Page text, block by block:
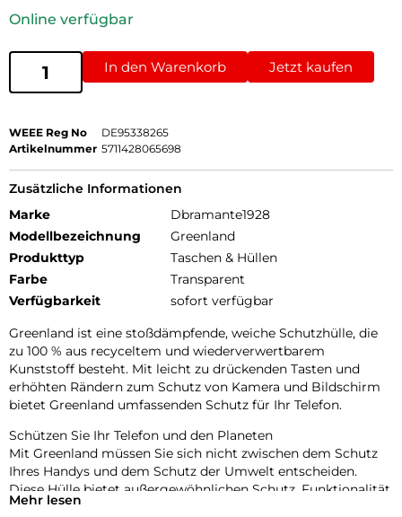
Online verfügbar
In den Warenkorb Jetzt kaufen
WEEE Reg No
DE95338265
Artikelnummer 5711428065698
Zusätzliche Informationen
Marke
Dbramante1928
Modellbezeichnung
Greenland
Produkttyp
Taschen & Hüllen
Farbe
Transparent
Verfügbarkeit
sofort verfügbar
Greenland ist eine stoßdämpfende, weiche Schutzhülle, die
zu 100 % aus recyceltem und wiederverwertbarem
Kunststoff besteht. Mit leicht zu drückenden Tasten und
erhöhten Rändern zum Schutz von Kamera und Bildschirm
bietet Greenland umfassenden Schutz für Ihr Telefon.
Schützen Sie Ihr Telefon und den Planeten
Mit Greenland müssen Sie sich nicht zwischen dem Schutz
Ihres Handys und dem Schutz der Umwelt entscheiden.
Diese Hülle bietet außergewöhnlichen Schutz, Funktionalität
und Design – bei gleichzeitiger Minimierung der
Mehr lesen